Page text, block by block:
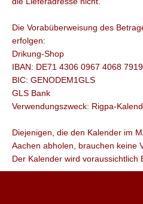
Die Vorabüberweisung des
erfolgen:
Drikung-Shop
IBAN: DE71 4306 0967 4068
BIC: GENODEM1GLS
GLS Bank
Verwendungszweck: Rigpa-
Diejenigen, die den Kalender im
Aachen abholen, brauchen keine
Der Kalender wird voraussichtlich